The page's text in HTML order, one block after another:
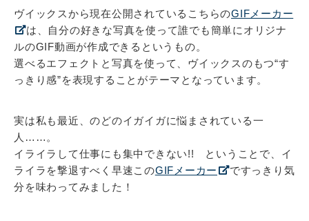
ヴイックスから現在公開されているこちらのGIFメーカー
は、自分の好きな写真を使って誰でも簡単にオリジナ
ルのGIF動画が作成できるというもの。
選べるエフェクトと写真を使って、ヴイックスのもつ“す
っきり感”を表現することがテーマとなっています。
実は私も最近、のどのイガイガに悩まされている一
人……。
イライラして仕事にも集中できない!! ということで、イ
ライラを撃退すべく早速このGIFメーカー
ですっきり気
分を味わってみました！